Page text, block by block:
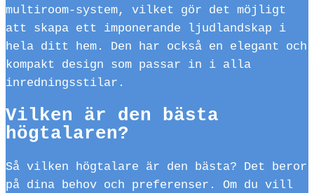
multiroom-system, vilket gör det möjligt
att skapa ett imponerande ljudlandskap i
hela ditt hem. Den har också en elegant och
kompakt design som passar in i alla
inredningsstilar.
Vilken är den bästa
högtalaren?
Så vilken högtalare är den bästa? Det beror
på dina behov och preferenser. Om du vill